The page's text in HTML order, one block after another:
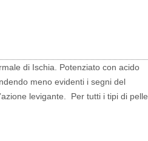
di Ischia. Potenziato con acido
meno evidenti i segni del
levigante. Per tutti i tipi di pelle.